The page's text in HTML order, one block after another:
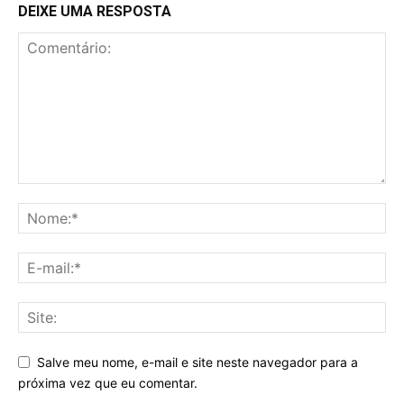
DEIXE UMA RESPOSTA
Salve meu nome, e-mail e site neste navegador para a
próxima vez que eu comentar.